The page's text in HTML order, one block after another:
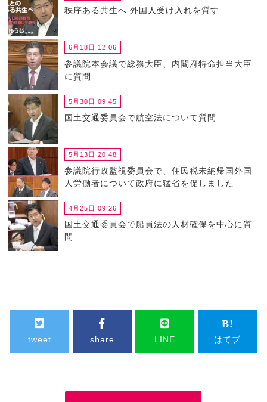
秩序ある共生へ 外国人受け入れを質す
6月18日 12:06
参議院本会議で総務大臣、内閣府特命担当大臣
に質問
5月30日 09:45
国土交通委員会で航空法について質問
5月13日 20:48
参議院行政監視委員会で、住民税未納帰国外国
人労働者について政府に猛省を促しました
4月25日 09:26
国土交通委員会で船員法の人材確保を中心に質
問
tweet share LINE はてブ